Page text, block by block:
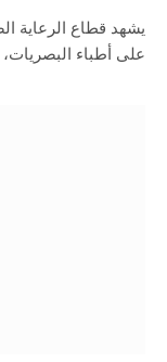
يشهد قطاع الرعاية
على أطباء